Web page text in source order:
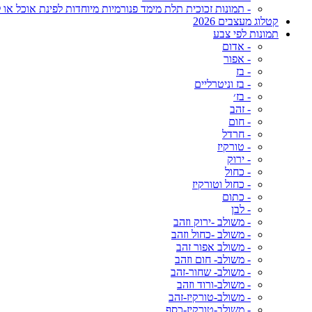
- תמונות זכוכית תלת מימד פנורמיות מיוחדות לפינת אוכל או
קטלוג מעצבים 2026
תמונות לפי צבע
- אדום
- אפור
- בז
- בז וניטרליים
- בז׳
- זהב
- חום
- חרדל
- טורקיז
- ירוק
- כחול
- כחול וטורקיז
- כתום
- לבן
- משולב -ירוק וזהב
- משולב -כחול וזהב
- משולב אפור זהב
- משולב- חום וזהב
- משולב- שחור-זהב
- משולב-ורוד וזהב
- משולב-טורקיז-זהב
- משולב-טורקיז-כסף